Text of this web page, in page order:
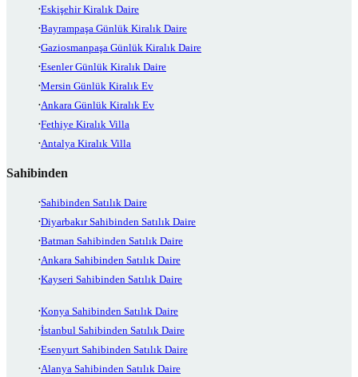
Eskişehir Kiralık Daire
Bayrampaşa Günlük Kiralık Daire
Gaziosmanpaşa Günlük Kiralık Daire
Esenler Günlük Kiralık Daire
Mersin Günlük Kiralık Ev
Ankara Günlük Kiralık Ev
Fethiye Kiralık Villa
Antalya Kiralık Villa
Sahibinden
Sahibinden Satılık Daire
Diyarbakır Sahibinden Satılık Daire
Batman Sahibinden Satılık Daire
Ankara Sahibinden Satılık Daire
Kayseri Sahibinden Satılık Daire
Konya Sahibinden Satılık Daire
İstanbul Sahibinden Satılık Daire
Esenyurt Sahibinden Satılık Daire
Alanya Sahibinden Satılık Daire